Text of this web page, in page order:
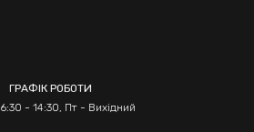
ГРАФІК РОБОТИ
- 14:30, Пт - Вихідний